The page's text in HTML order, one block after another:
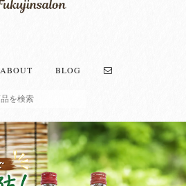
ABOUT BLOG